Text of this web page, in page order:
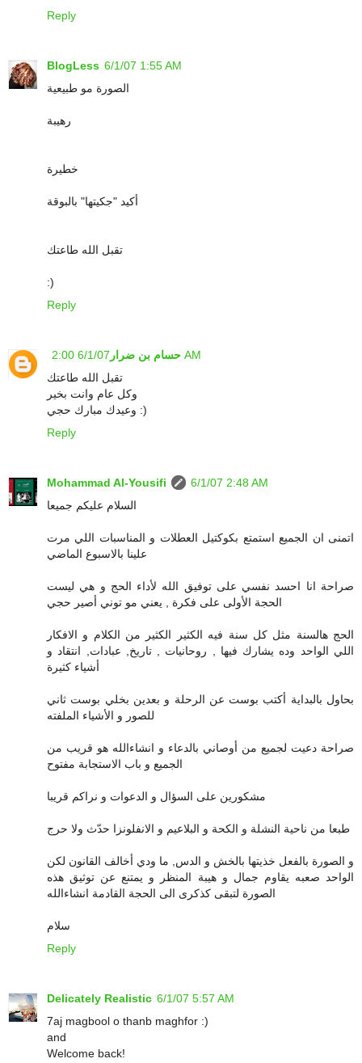
Reply
BlogLess 6/1/07 1:55 AM
الصورة مو طبيعية
رهيبة
خطيرة
أكيد "جكيتها" بالبوقة
تقبل الله طاعتك
:)
Reply
حسام بن ضرار 6/1/07 2:00 AM
تقبل الله طاعتك
وكل عام وانت بخير
وعيدك مبارك حجي :)
Reply
Mohammad Al-Yousifi
6/1/07 2:48 AM
السلام عليكم جميعا
اتمنى ان الجميع استمتع بكوكتيل العطلات و المناسبات اللي مرت
علينا بالاسبوع الماضي
صراحة انا احسد نفسي على توفيق الله لأداء الحج و هي ليست
الحجة الأولى على فكرة , يعني مو توني أصير حجي
الحج هالسنة مثل كل سنة فيه الكثير الكثير من الكلام و الافكار
اللي الواحد وده يشارك فيها , روحانيات , تاريخ, عبادات, انتقاد و
أشياء كثيرة
بحاول بالبداية أكتب بوست عن الرحلة و بعدين بخلي بوست ثاني
للصور و الأشياء الملفته
صراحة دعيت لجميع من أوصاني بالدعاء و انشاءالله هو قريب من
الجميع و باب الاستجابة مفتوح
مشكورين على السؤال و الدعوات و نراكم قريبا
طبعا من ناحية النشلة و الكحة و البلاعيم و الانفلونزا حدّث ولا حرج
و الصورة بالفعل خذيتها بالخش و الدس, ما ودي أخالف القانون لكن
الواحد صعبه يقاوم جمال و هيبة المنظر و يمتنع عن توثيق هذه
الصورة لتبقى كذكرى الى الحجة القادمة انشاءالله
سلام
Reply
Delicately Realistic 6/1/07 5:57 AM
7aj magbool o thanb maghfor :)
and
Welcome back!